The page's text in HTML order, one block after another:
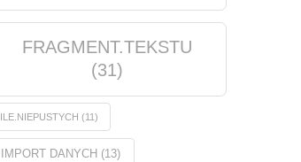
FRAGMENT.TEKSTU
(31)
ILE.NIEPUSTYCH (11)
IMPORT DANYCH (13)